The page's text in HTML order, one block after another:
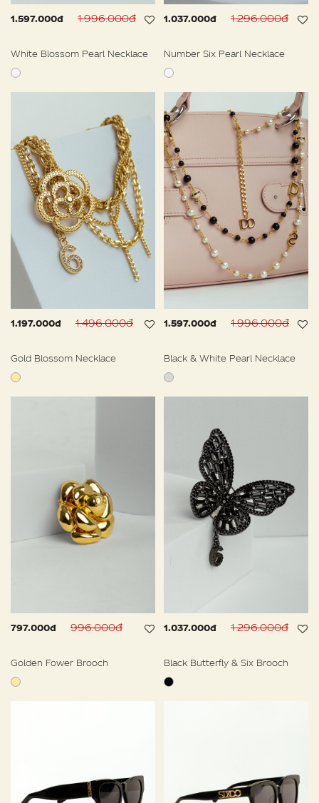
1.597.000đ 1.996.000đ
White Blossom Pearl Necklace
1.037.000đ 1.296.000đ
Number Six Pearl Necklace
1.197.000đ 1.496.000đ
Gold Blossom Necklace
1.597.000đ 1.996.000đ
Black & White Pearl Necklace
797.000đ 996.000đ
Golden Fower Brooch
1.037.000đ 1.296.000đ
Black Butterfly & Six Brooch